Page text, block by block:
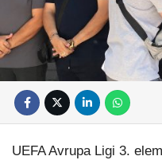
UEFA Avrupa Ligi 3.